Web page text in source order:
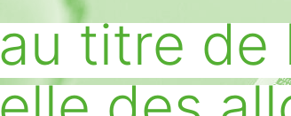
titre de